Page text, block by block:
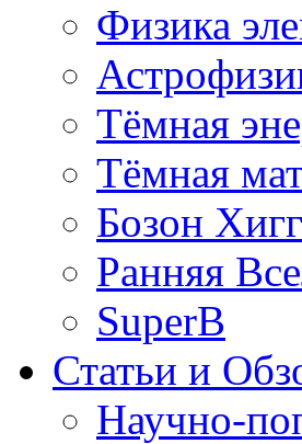
Физика
Тёмная
Тёмная
Бозон
Ранняя
SuperB
Статьи и
Научно-